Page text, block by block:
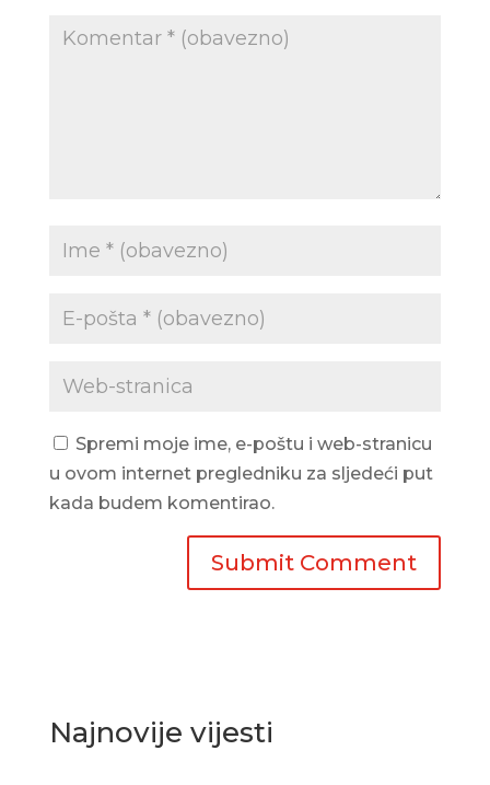
Spremi moje ime, e-poštu i web-stranicu
u ovom internet pregledniku za sljedeći put
kada budem komentirao.
Najnovije vijesti